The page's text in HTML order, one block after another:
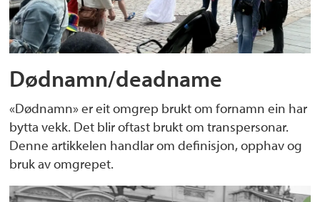
Dødnamn/deadname
«Dødnamn» er eit omgrep brukt om fornamn ein har
bytta vekk. Det blir oftast brukt om transpersonar.
Denne artikkelen handlar om definisjon, opphav og
bruk av omgrepet.